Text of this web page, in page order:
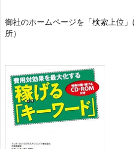
御社のホームページを「検索上位
所）